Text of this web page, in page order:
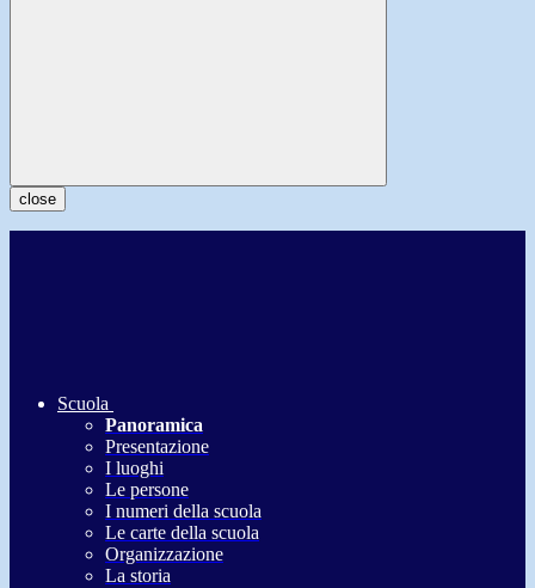
close
Scuola
Panoramica
Presentazione
I luoghi
Le persone
I numeri della scuola
Le carte della scuola
Organizzazione
La storia